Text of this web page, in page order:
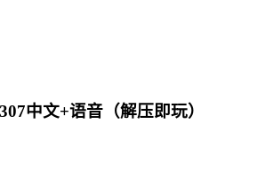
中文+语音（解压即玩）